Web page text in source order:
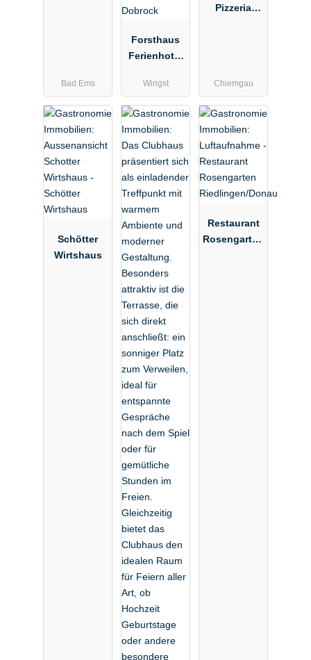
Bad Ems
Forsthaus
Ferienhotel
Wingst
Pizzeria
Chiemgau
Schötter
Wirtshaus
Restaurant
Rosengarten